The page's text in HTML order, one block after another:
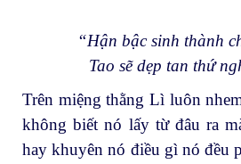
“Hận bậc sinh thành
Tao sẽ dẹp tan thứ
Trên miệng thằng Lì luôn
không biết nó lấy từ đâu ra
hay khuyên nó điều gì nó đều